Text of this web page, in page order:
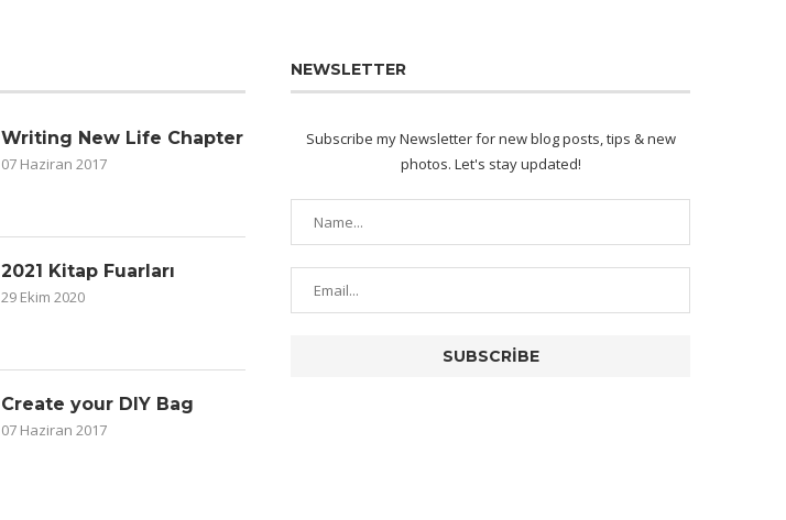
Writing New Life Chapter
07 Haziran 2017
2021 Kitap Fuarları
29 Ekim 2020
Create your DIY Bag
07 Haziran 2017
NEWSLETTER
Subscribe my Newsletter for new blog posts, tips & new
photos. Let's stay updated!